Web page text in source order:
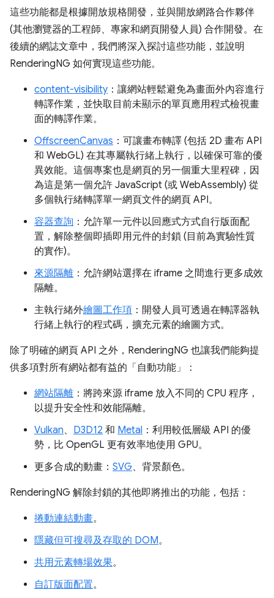
這些功能都是根據開放規格開發，並與開放網路合作夥伴
(其他瀏覽器的工程師、專家和網頁開發人員) 合作開發。在
後續的網誌文章中，我們將深入探討這些功能，並說明
RenderingNG 如何實現這些功能。
content-visibility ：讓網站輕鬆避免為畫面外內容進行
轉譯作業，並快取目前未顯示的單頁應用程式檢視畫
面的轉譯作業。
OffscreenCanvas ：可讓畫布轉譯 (包括 2D 畫布 API
和 WebGL) 在其專屬執行緒上執行，以確保可靠的優
異效能。這個專案也是網頁的另一個重大里程碑，因
為這是第一個允許 JavaScript (或 WebAssembly) 從
多個執行緒轉譯單一網頁文件的網頁 API。
容器查詢 ：允許單一元件以回應式方式自行版面配
置，解除整個即插即用元件的封鎖 (目前為實驗性質
的實作)。
來源隔離 ：允許網站選擇在 iframe 之間進行更多成效
隔離。
主執行緒外繪圖工作項 ：開發人員可透過在轉譯器執
行緒上執行的程式碼，擴充元素的繪圖方式。
除了明確的網頁 API 之外，RenderingNG 也讓我們能夠提
供多項對所有網站都有益的「自動功能」：
網站隔離 ：將跨來源 iframe 放入不同的 CPU 程序，
以提升安全性和效能隔離。
Vulkan、 D3D12 和 Metal ：利用較低層級 API 的優
勢，比 OpenGL 更有效率地使用 GPU。
更多合成的動畫： SVG、背景顏色。
RenderingNG 解除封鎖的其他即將推出的功能，包括：
捲動連結動畫。
隱藏但可搜尋及存取的 DOM。
共用元素轉場效果。
自訂版面配置。